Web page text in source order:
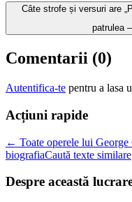
Câte strofe și versuri are
Comentarii (0)
Autentifica-te pentru a lasa
Acțiuni rapide
← Toate operele lui
biografiaCaută texte similare
Despre această